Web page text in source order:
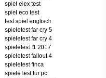
spiel elex test
spiel eco test
test spiel englisch
spieletest far cry 5
spieletest far cry 4
spieletest f1 2017
spieletest fallout 4
spieletest finca
spiele test für pc